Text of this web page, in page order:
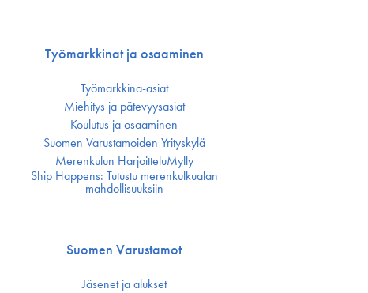
Työmarkkinat ja osaaminen
Työmarkkina-asiat
Miehitys ja pätevyys­asiat
Koulutus ja osaaminen
Suomen Varustamoiden Yrityskylä
Merenkulun HarjoitteluMylly
Ship Happens: Tutustu merenkulkualan
mahdollisuuksiin
Suomen Varustamot
Jäsenet ja alukset